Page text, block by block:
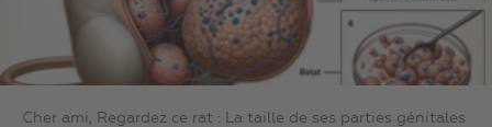
Cher ami, Regardez ce rat : La taille de ses parties génitales